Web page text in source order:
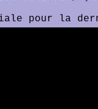
pour la